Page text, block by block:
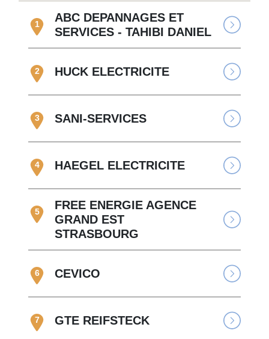
1
ABC DEPANNAGES ET
SERVICES - TAHIBI DANIEL
2 HUCK ELECTRICITE
3 SANI-SERVICES
4 HAEGEL ELECTRICITE
5
FREE ENERGIE AGENCE
GRAND EST
STRASBOURG
6 CEVICO
7 GTE REIFSTECK